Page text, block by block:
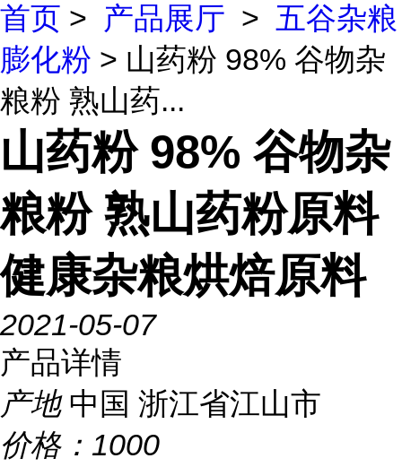
首页 > 产品展厅 > 五谷杂粮
膨化粉 > 山药粉 98% 谷物杂
粮粉 熟山药...
山药粉 98% 谷物杂
粮粉 熟山药粉原料
健康杂粮烘焙原料
2021-05-07
产品详情
产地 中国 浙江省江山市
价格： 1000